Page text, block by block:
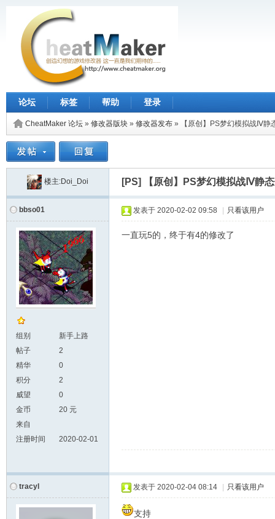
论坛 标签 帮助 登录
CheatMaker 论坛 » 修改器版块 » 修改器发布 » 【原创】PS梦幻模拟战Ⅳ静
楼主:Doi_Doi [PS] 【原创】PS梦幻模拟战Ⅳ静
bbso01
组别
新手上路
帖子
2
精华
0
积分
2
威望
0
金币
20 元
来自
注册时间
2020-02-01
发表于 2020-02-02 09:58 只看该用户
一直玩5的，终于有4的修改了
tracyl 发表于 2020-02-04 08:14 只看该用户
支持